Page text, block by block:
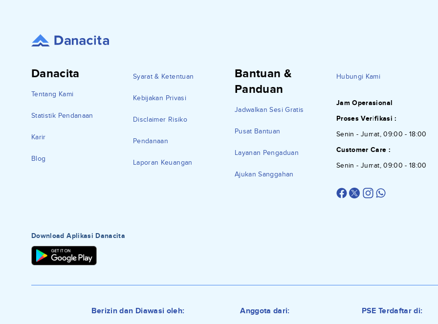
Danacita
Tentang Kami
Statistik Pendanaan
Karir
Blog
Syarat & Ketentuan
Kebijakan Privasi
Disclaimer Risiko
Pendanaan
Laporan Keuangan
Bantuan &
Panduan
Jadwalkan Sesi Gratis
Pusat Bantuan
Layanan Pengaduan
Ajukan Sanggahan
Hubungi Kami
Jam Operasional
Proses Verifikasi :
Senin - Jumat, 09:00 - 18:00
Customer Care :
Senin - Jumat, 09:00 - 18:00
Download Aplikasi Danacita
Berizin dan Diawasi oleh: Anggota dari: PSE Terdaftar di: